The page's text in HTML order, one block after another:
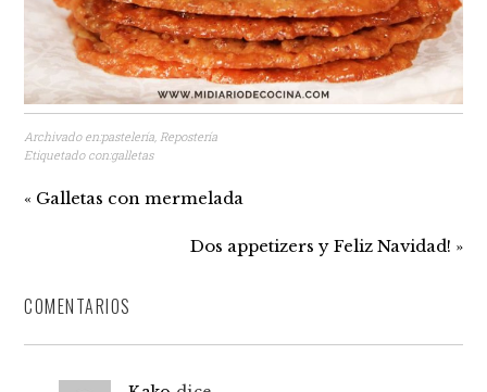
Archivado en:pastelería Repostería
Etiquetado con:galletas
« Galletas con mermelada
Dos appetizers y Feliz Navidad! »
COMENTARIOS